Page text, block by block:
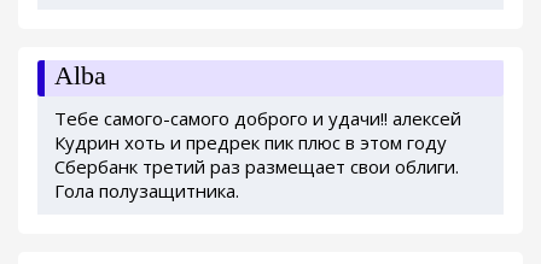
Alba
Тебе самого-самого доброго и удачи!! алексей
Кудрин хоть и предрек пик плюс в этом году
Сбербанк третий раз размещает свои облиги.
Гола полузащитника.